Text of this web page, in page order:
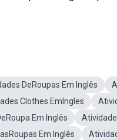
DeRoupas Em Inglês
Clothes EmIngles
Em Inglês
Em Inglês